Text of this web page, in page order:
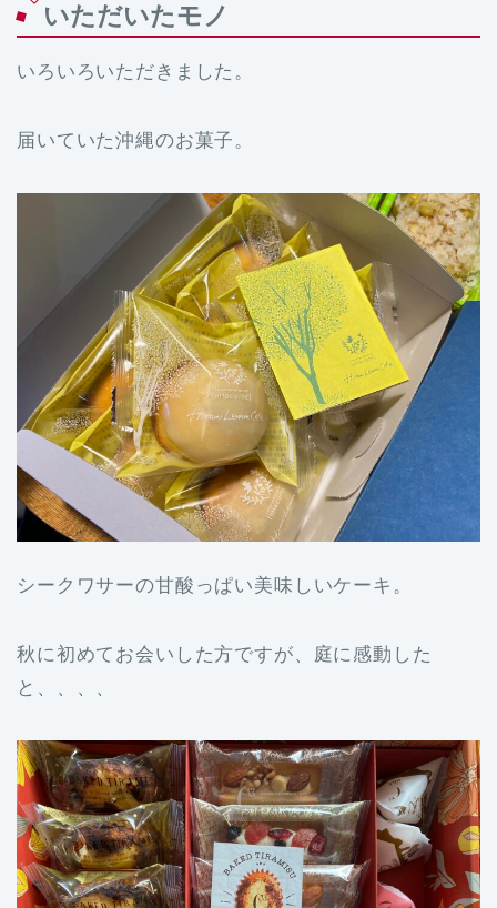
いただいたモノ
いろいろいただきました。
届いていた沖縄のお菓子。
シークワサーの甘酸っぱい美味しいケーキ。
秋に初めてお会いした方ですが、庭に感動した
と、、、、